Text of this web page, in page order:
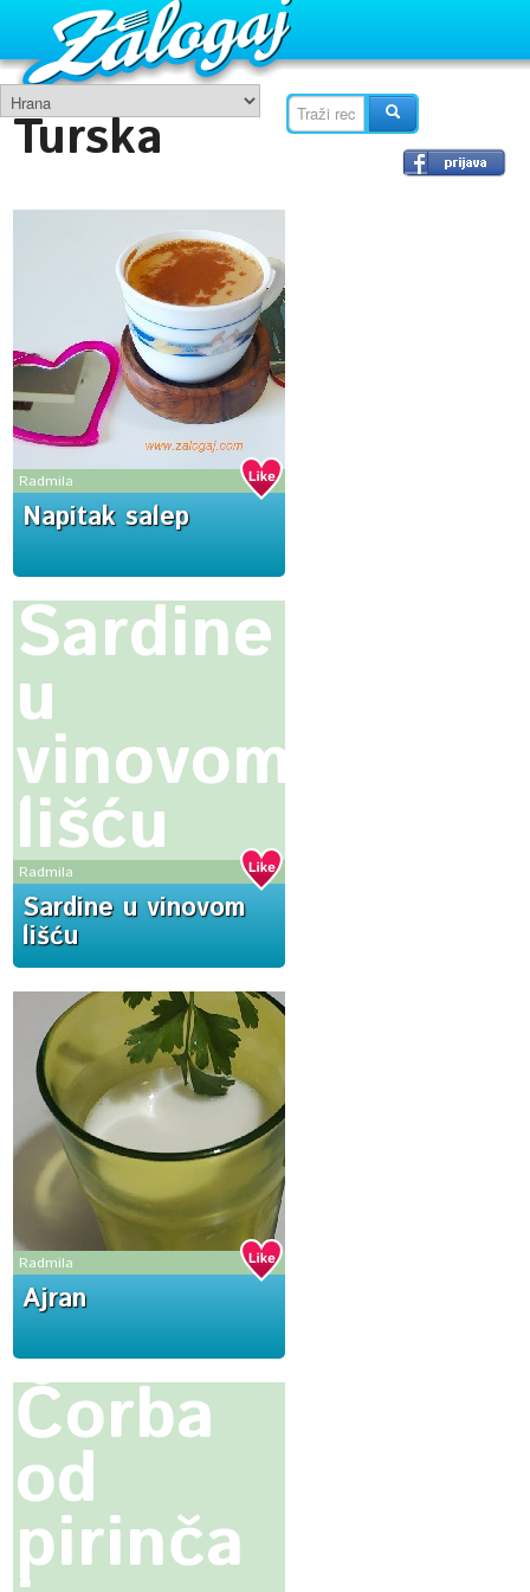
Turska
Radmila
Napitak salep
Sardine
u
vinovom
lišću
Radmila
Sardine u vinovom
lišću
Radmila
Ajran
Čorba
od
pirinča